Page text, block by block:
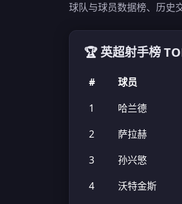
球队与球员数据榜、历史
🏆 英超射手榜
# 球员
1
哈兰德
2
萨拉赫
3
孙兴慜
4
沃特金斯